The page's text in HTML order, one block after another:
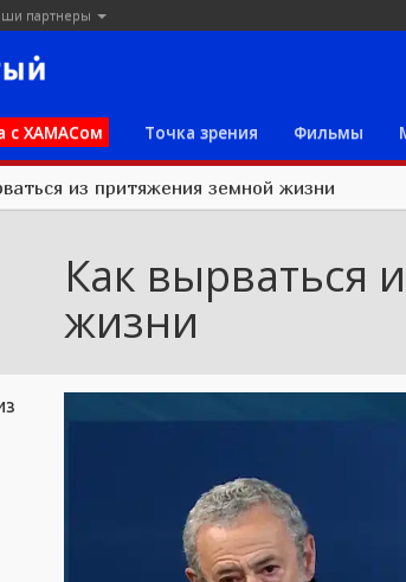
партнеры
с ХАМАСом Точка зрения Фильмы
из притяжения земной жизни
Как вырваться
жизни